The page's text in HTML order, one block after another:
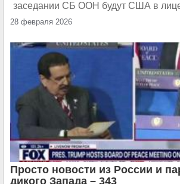
заседании СБ ООН будут США в
28 февраля 2026
Просто новости из России и
дикого Запада – 343